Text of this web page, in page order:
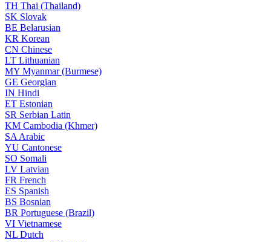
TH Thai (Thailand)
SK Slovak
BE Belarusian
KR Korean
CN Chinese
LT Lithuanian
MY Myanmar (Burmese)
GE Georgian
IN Hindi
ET Estonian
SR Serbian Latin
KM Cambodia (Khmer)
SA Arabic
YU Cantonese
SO Somali
LV Latvian
FR French
ES Spanish
BS Bosnian
BR Portuguese (Brazil)
VI Vietnamese
NL Dutch